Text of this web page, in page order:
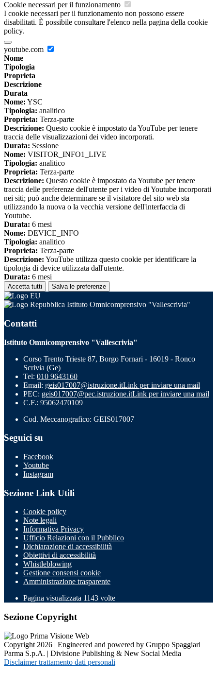
Cookie necessari per il funzionamento
I cookie necessari per il funzionamento non possono essere
disabilitati. È possibile consultare l'elenco nella pagina della cookie
policy.
youtube.com
Nome
Tipologia
Proprieta
Descrizione
Durata
Nome: YSC
Tipologia: analitico
Proprieta: Terza-parte
Descrizione: Questo cookie è impostato da YouTube per tenere
traccia delle visualizzazioni dei video incorporati.
Durata: Sessione
Nome: VISITOR_INFO1_LIVE
Tipologia: analitico
Proprieta: Terza-parte
Descrizione: Questo cookie è impostato da Youtube per tenere
traccia delle preferenze dell'utente per i video di Youtube incorporati
nei siti; può anche determinare se il visitatore del sito web sta
utilizzando la nuova o la vecchia versione dell'interfaccia di
Youtube.
Durata: 6 mesi
Nome: DEVICE_INFO
Tipologia: analitico
Proprieta: Terza-parte
Descrizione: YouTube utilizza questo cookie per identificare la
tipologia di device utilizzata dall'utente.
Durata: 6 mesi
Accetta tutti Salva le preferenze
Istituto Omnicomprensivo "Vallescrivia"
Contatti
Istituto Omnicomprensivo "Vallescrivia"
Corso Trento Trieste 87, Borgo Fornari - 16019 - Ronco
Scrivia (Ge)
Tel: 010 9643160
Email: geis017007@istruzione.itLink per inviare una mail
PEC: geis017007@pec.istruzione.itLink per inviare una mail
C.F.: 95062470109
Cod. Meccanografico: GEIS017007
Seguici su
Facebook
Youtube
Instagram
Sezione Link Utili
Cookie policy
Note legali
Informativa Privacy
Ufficio Relazioni con il Pubblico
Dichiarazione di accessibilità
Obiettivi di accessibilità
Whistleblowing
Gestione consensi cookie
Amministrazione trasparente
Pagina visualizzata 1143 volte
Sezione Copyright
Copyright 2026 | Engineered and powered by Gruppo Spaggiari
Parma S.p.A. | Divisione Publishing & New Social Media
Disclaimer trattamento dati personali